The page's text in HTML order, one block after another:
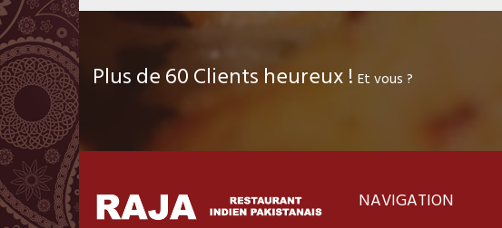
Plus de60Clients heureux ! Et vous ?
NAVIGATION